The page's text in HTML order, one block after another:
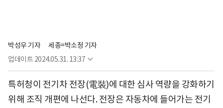
박성우 기자
세종=박소정 기자
업데이트 2024.05.31. 13:37
특허청이 전기차 전장(電裝)에 대한 심사 역량을 강화하기
위해 조직 개편에 나선다. 전장은 자동차에 들어가는 전기